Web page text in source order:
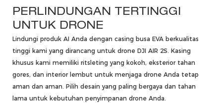
PERLINDUNGAN TERTINGGI
UNTUK DRONE
Lindungi produk AI Anda dengan casing busa EVA berkualitas
tinggi kami yang dirancang untuk drone DJI AIR 2S. Kasing
khusus kami memiliki ritsleting yang kokoh, eksterior tahan
gores, dan interior lembut untuk menjaga drone Anda tetap
aman dan aman. Pilih desain yang paling bergaya dan tahan
lama untuk kebutuhan penyimpanan drone Anda.